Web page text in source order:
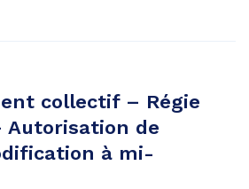
collectif – Régie
Autorisation de
à mi-